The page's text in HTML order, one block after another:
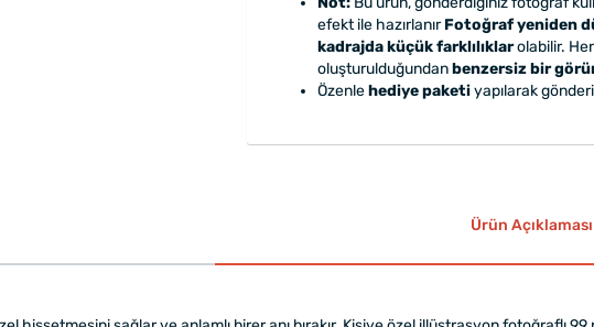
efekt ile hazırlanırFotoğraf yeniden
kadrajda küçük farklılıklarolabilir.
oluşturulduğundanbenzersiz bir
Özenlehediye paketiyapılarak
Ürün Açıklaması